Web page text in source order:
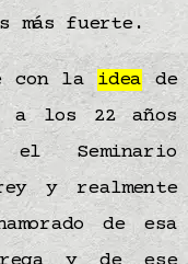
más fuerte.
con la ideade
a los 22 años
Seminario
y realmente
de esa